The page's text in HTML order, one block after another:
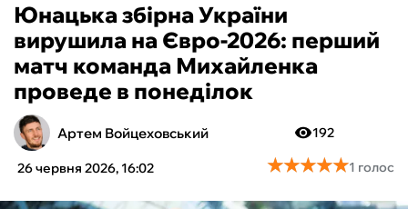
БОКС
ХОКЕЙ
ТЕНІС
КІБЕРСПОРТ
Юнацька збірна України
вирушила на Євро-2026: перший
матч команда Михайленка
проведе в понеділок
Артем Войцеховський
26 червня 2026, 16:02
192
★★★★★
★★★★★1 голос